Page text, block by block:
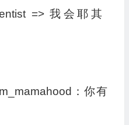
=> 我会耶其
：你有